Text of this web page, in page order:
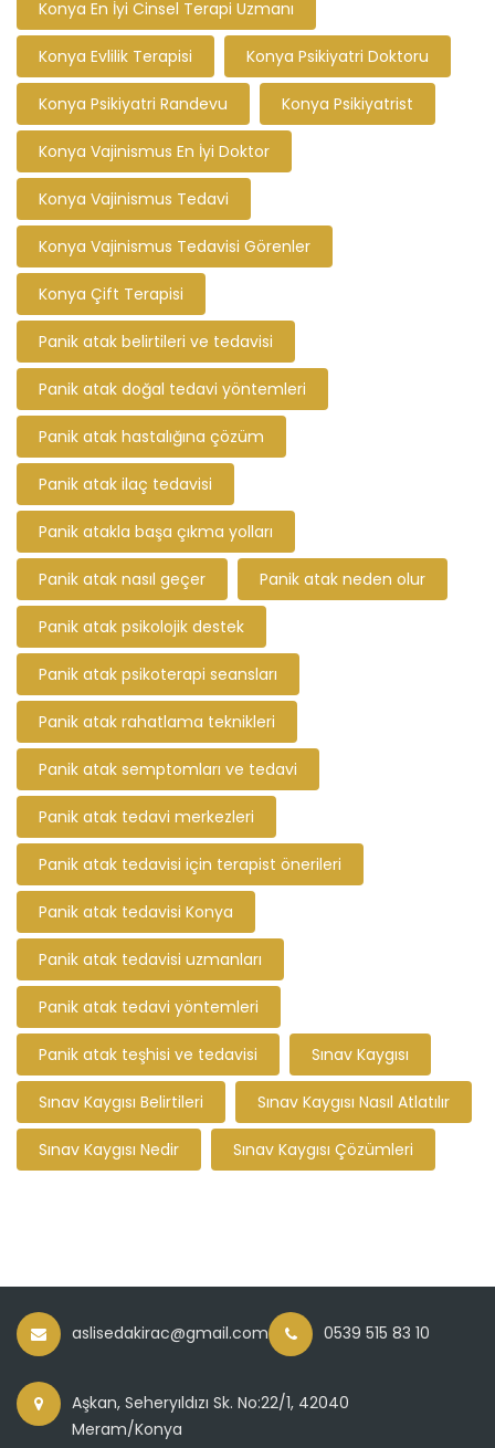
Konya En İyi Cinsel Terapi Uzmanı
Konya Evlilik Terapisi Konya Psikiyatri Doktoru
Konya Psikiyatri Randevu Konya Psikiyatrist
Konya Vajinismus En İyi Doktor
Konya Vajinismus Tedavi
Konya Vajinismus Tedavisi Görenler
Konya Çift Terapisi
Panik atak belirtileri ve tedavisi
Panik atak doğal tedavi yöntemleri
Panik atak hastalığına çözüm
Panik atak ilaç tedavisi
Panik atakla başa çıkma yolları
Panik atak nasıl geçer Panik atak neden olur
Panik atak psikolojik destek
Panik atak psikoterapi seansları
Panik atak rahatlama teknikleri
Panik atak semptomları ve tedavi
Panik atak tedavi merkezleri
Panik atak tedavisi için terapist önerileri
Panik atak tedavisi Konya
Panik atak tedavisi uzmanları
Panik atak tedavi yöntemleri
Panik atak teşhisi ve tedavisi Sınav Kaygısı
Sınav Kaygısı Belirtileri Sınav Kaygısı Nasıl Atlatılır
Sınav Kaygısı Nedir Sınav Kaygısı Çözümleri
aslisedakirac@gmail.com 0539 515 83 10
Aşkan, Seheryıldızı Sk. No:22/1, 42040
Meram/Konya